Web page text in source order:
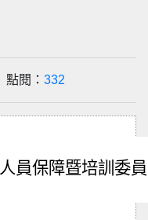
閱： 332
員保障暨培訓委